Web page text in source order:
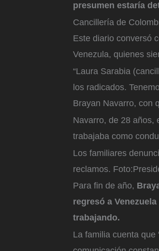
presumen estaría
Cancillería de
Este diario conversó
Venezula, quienes
“Laura Sarabia
los radicados.
Brayan Navarro, con
Navarro, de 28 años,
trabajaba como
Los familiares
reclamos. Foto:
Para fin de año,
regresó a
trabajando.
La familia cuenta que